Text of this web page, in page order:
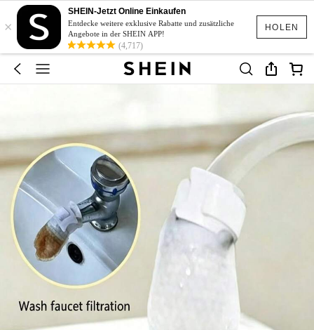
HOLEN
×
SHEIN-Jetzt Online Einkaufen
Entdecke weitere exklusive Rabatte und zusätzliche
Angebote in der SHEIN APP!
(4,717)